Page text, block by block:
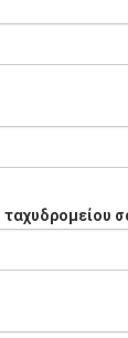
ταχυδρομείου